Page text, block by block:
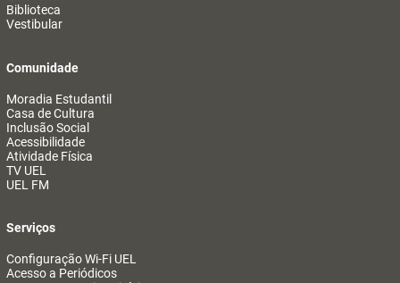
Biblioteca
Vestibular
Comunidade
Moradia Estudantil
Casa de Cultura
Inclusão Social
Acessibilidade
Atividade Física
TV UEL
UEL FM
Serviços
Configuração Wi-Fi UEL
Acesso a Periódicos